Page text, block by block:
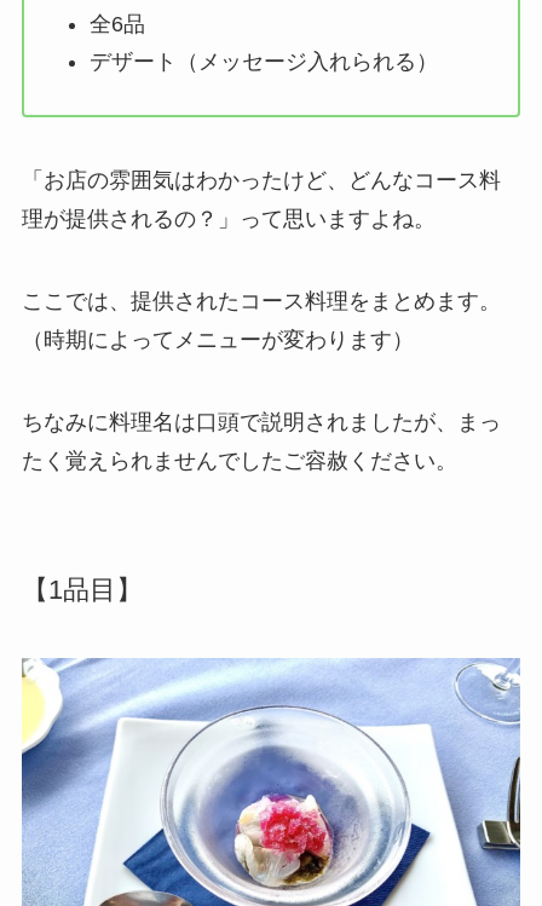
全6品
デザート（メッセージ入れられる）
「お店の雰囲気はわかったけど、どんなコース料
理が提供されるの？」って思いますよね。
ここでは、提供されたコース料理をまとめます。
（時期によってメニューが変わります）
ちなみに料理名は口頭で説明されましたが、まっ
たく覚えられませんでしたご容赦ください。
【1品目】